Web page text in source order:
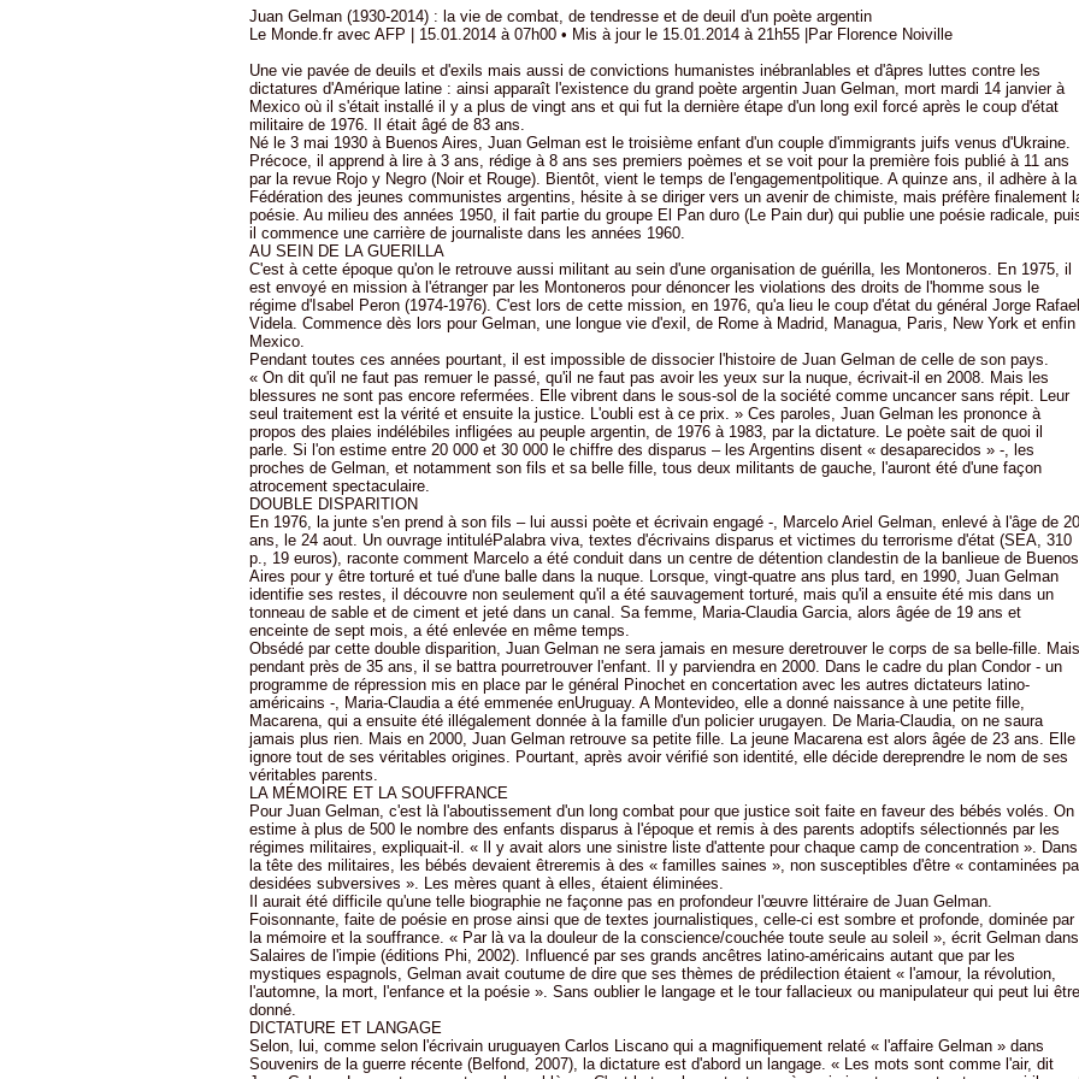
Juan Gelman (1930-2014) : la vie de combat, de tendresse et de deuil d'un poète argentin
Le Monde.fr avec AFP | 15.01.2014 à 07h00 • Mis à jour le 15.01.2014 à 21h55 |Par Florence Noiville
Une vie pavée de deuils et d'exils mais aussi de convictions humanistes inébranlables et d'âpres luttes contre les
dictatures d'Amérique latine : ainsi apparaît l'existence du grand poète argentin Juan Gelman, mort mardi 14 janvier à
Mexico où il s'était installé il y a plus de vingt ans et qui fut la dernière étape d'un long exil forcé après le coup d'état
militaire de 1976. Il était âgé de 83 ans.
Né le 3 mai 1930 à Buenos Aires, Juan Gelman est le troisième enfant d'un couple d'immigrants juifs venus d'Ukraine.
Précoce, il apprend à lire à 3 ans, rédige à 8 ans ses premiers poèmes et se voit pour la première fois publié à 11 ans
par la revue Rojo y Negro (Noir et Rouge). Bientôt, vient le temps de l'engagementpolitique. A quinze ans, il adhère à la
Fédération des jeunes communistes argentins, hésite à se diriger vers un avenir de chimiste, mais préfère finalement
poésie. Au milieu des années 1950, il fait partie du groupe El Pan duro (Le Pain dur) qui publie une poésie radicale,
il commence une carrière de journaliste dans les années 1960.
AU SEIN DE LA GUERILLA
C'est à cette époque qu'on le retrouve aussi militant au sein d'une organisation de guérilla, les Montoneros. En 1975, il
est envoyé en mission à l'étranger par les Montoneros pour dénoncer les violations des droits de l'homme sous le
régime d'Isabel Peron (1974-1976). C'est lors de cette mission, en 1976, qu'a lieu le coup d'état du général Jorge Rafael
Videla. Commence dès lors pour Gelman, une longue vie d'exil, de Rome à Madrid, Managua, Paris, New York et enfin
Mexico.
Pendant toutes ces années pourtant, il est impossible de dissocier l'histoire de Juan Gelman de celle de son pays.
« On dit qu'il ne faut pas remuer le passé, qu'il ne faut pas avoir les yeux sur la nuque, écrivait-il en 2008. Mais les
blessures ne sont pas encore refermées. Elle vibrent dans le sous-sol de la société comme uncancer sans répit. Leur
seul traitement est la vérité et ensuite la justice. L'oubli est à ce prix. » Ces paroles, Juan Gelman les prononce à
propos des plaies indélébiles infligées au peuple argentin, de 1976 à 1983, par la dictature. Le poète sait de quoi il
parle. Si l'on estime entre 20 000 et 30 000 le chiffre des disparus – les Argentins disent « desaparecidos » -, les
proches de Gelman, et notamment son fils et sa belle fille, tous deux militants de gauche, l'auront été d'une façon
atrocement spectaculaire.
DOUBLE DISPARITION
En 1976, la junte s'en prend à son fils – lui aussi poète et écrivain engagé -, Marcelo Ariel Gelman, enlevé à l'âge de 20
ans, le 24 aout. Un ouvrage intituléPalabra viva, textes d'écrivains disparus et victimes du terrorisme d'état (SEA, 310
p., 19 euros), raconte comment Marcelo a été conduit dans un centre de détention clandestin de la banlieue de Buenos
Aires pour y être torturé et tué d'une balle dans la nuque. Lorsque, vingt-quatre ans plus tard, en 1990, Juan Gelman
identifie ses restes, il découvre non seulement qu'il a été sauvagement torturé, mais qu'il a ensuite été mis dans un
tonneau de sable et de ciment et jeté dans un canal. Sa femme, Maria-Claudia Garcia, alors âgée de 19 ans et
enceinte de sept mois, a été enlevée en même temps.
Obsédé par cette double disparition, Juan Gelman ne sera jamais en mesure deretrouver le corps de sa belle-fille. Mais
pendant près de 35 ans, il se battra pourretrouver l'enfant. Il y parviendra en 2000. Dans le cadre du plan Condor - un
programme de répression mis en place par le général Pinochet en concertation avec les autres dictateurs latino-
américains -, Maria-Claudia a été emmenée enUruguay. A Montevideo, elle a donné naissance à une petite fille,
Macarena, qui a ensuite été illégalement donnée à la famille d'un policier urugayen. De Maria-Claudia, on ne saura
jamais plus rien. Mais en 2000, Juan Gelman retrouve sa petite fille. La jeune Macarena est alors âgée de 23 ans. Elle
ignore tout de ses véritables origines. Pourtant, après avoir vérifié son identité, elle décide dereprendre le nom de ses
véritables parents.
LA MÉMOIRE ET LA SOUFFRANCE
Pour Juan Gelman, c'est là l'aboutissement d'un long combat pour que justice soit faite en faveur des bébés volés. On
estime à plus de 500 le nombre des enfants disparus à l'époque et remis à des parents adoptifs sélectionnés par les
régimes militaires, expliquait-il. « Il y avait alors une sinistre liste d'attente pour chaque camp de concentration ». Dans
la tête des militaires, les bébés devaient êtreremis à des « familles saines », non susceptibles d'être « contaminées
desidées subversives ». Les mères quant à elles, étaient éliminées.
Il aurait été difficile qu'une telle biographie ne façonne pas en profondeur l'œuvre littéraire de Juan Gelman.
Foisonnante, faite de poésie en prose ainsi que de textes journalistiques, celle-ci est sombre et profonde, dominée par
la mémoire et la souffrance. « Par là va la douleur de la conscience/couchée toute seule au soleil », écrit Gelman dans
Salaires de l'impie (éditions Phi, 2002). Influencé par ses grands ancêtres latino-américains autant que par les
mystiques espagnols, Gelman avait coutume de dire que ses thèmes de prédilection étaient « l'amour, la révolution,
l'automne, la mort, l'enfance et la poésie ». Sans oublier le langage et le tour fallacieux ou manipulateur qui peut lui être
donné.
DICTATURE ET LANGAGE
Selon, lui, comme selon l'écrivain uruguayen Carlos Liscano qui a magnifiquement relaté « l'affaire Gelman » dans
Souvenirs de la guerre récente (Belfond, 2007), la dictature est d'abord un langage. « Les mots sont comme l'air, dit